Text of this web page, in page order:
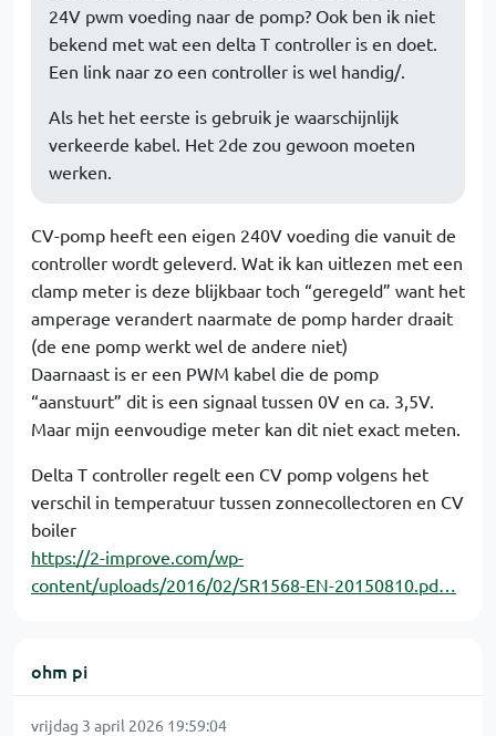
24V pwm voeding naar de pomp? Ook ben ik niet
bekend met wat een delta T controller is en doet.
Een link naar zo een controller is wel handig/.
Als het het eerste is gebruik je waarschijnlijk
verkeerde kabel. Het 2de zou gewoon moeten
werken.
CV-pomp heeft een eigen 240V voeding die vanuit de
controller wordt geleverd. Wat ik kan uitlezen met een
clamp meter is deze blijkbaar toch “geregeld” want het
amperage verandert naarmate de pomp harder draait
(de ene pomp werkt wel de andere niet)
Daarnaast is er een PWM kabel die de pomp
“aanstuurt” dit is een signaal tussen 0V en ca. 3,5V.
Maar mijn eenvoudige meter kan dit niet exact meten.
Delta T controller regelt een CV pomp volgens het
verschil in temperatuur tussen zonnecollectoren en CV
boiler
https://2-improve.com/wp-
content/uploads/2016/02/SR1568-EN-20150810.pd…
ohm pi
vrijdag 3 april 2026 19:59:04